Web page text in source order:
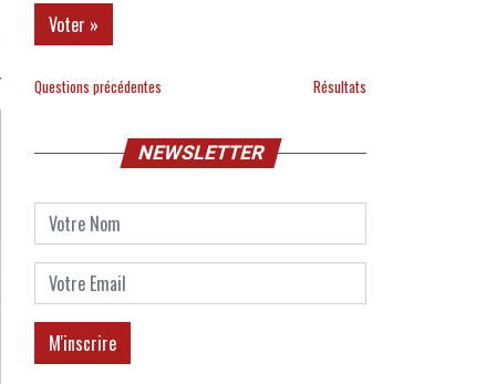
Questions précédentes Résultats
NEWSLETTER